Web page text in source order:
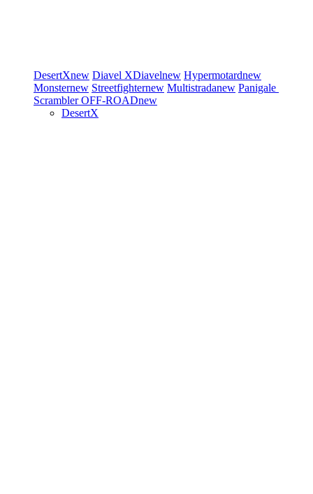
DesertXnew Diavel XDiavelnew Hypermotardnew
Monsternew Streetfighternew Multistradanew Panigale
ScramblerOFF-ROADnew
DesertX